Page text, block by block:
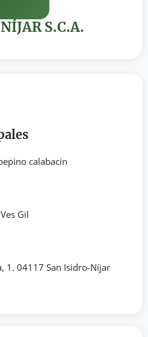
S.C.A.
calabacín
Gil
1. 04117 San Isidro-Níjar